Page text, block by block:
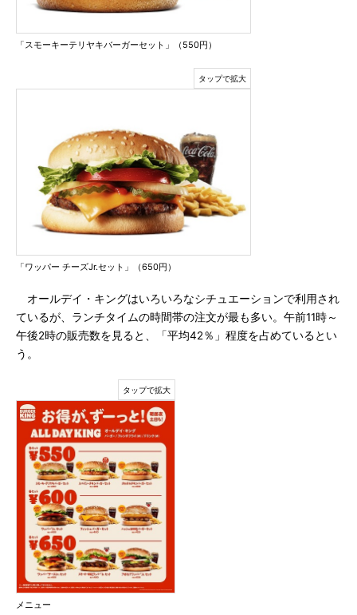
「スモーキーテリヤキバーガーセット」（550円）
「ワッパー チーズJr.セット」（650円）
オールデイ・キングはいろいろなシチュエーションで利用され
ているが、ランチタイムの時間帯の注文が最も多い。午前11時～
午後2時の販売数を見ると、「平均42％」程度を占めているとい
う。
メニュー